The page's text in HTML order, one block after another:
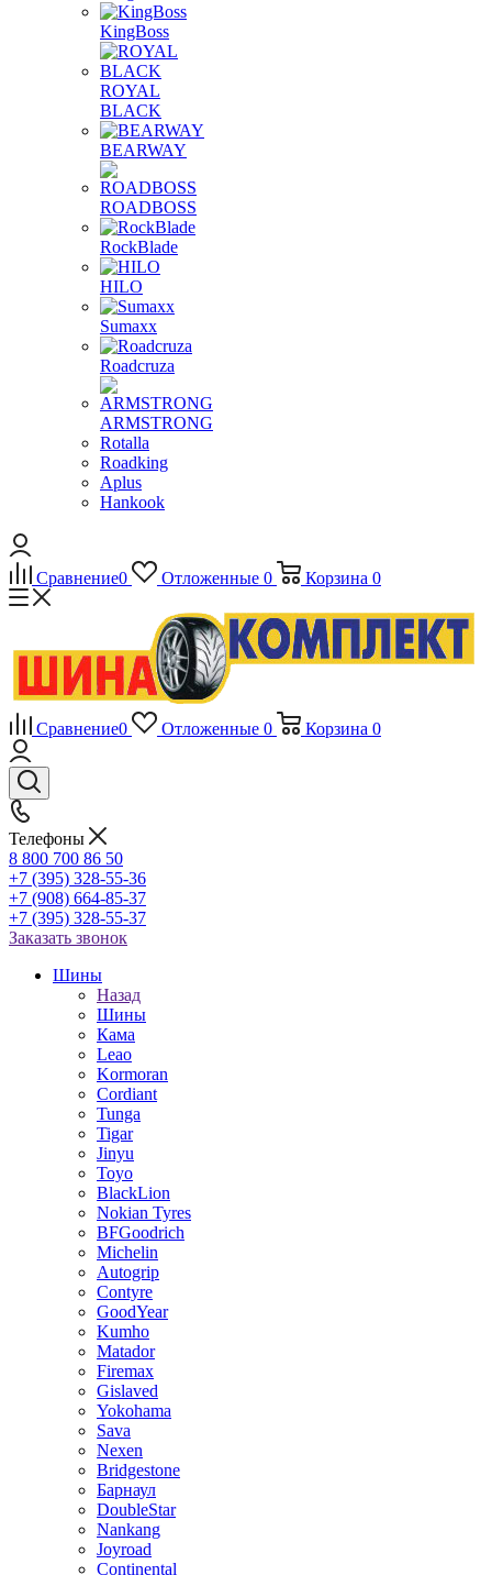
KingBoss
ROYAL
BLACK
BEARWAY
ROADBOSS
RockBlade
HILO
Sumaxx
Roadcruza
ARMSTRONG
Rotalla
Roadking
Aplus
Hankook
Сравнение0 Отложенные 0 Корзина 0
Сравнение0 Отложенные 0 Корзина 0
Телефоны
8 800 700 86 50
+7 (395) 328-55-36
+7 (908) 664-85-37
+7 (395) 328-55-37
Заказать звонок
Шины
Назад
Шины
Кама
Leao
Kormoran
Cordiant
Tunga
Tigar
Jinyu
Toyo
BlackLion
Nokian Tyres
BFGoodrich
Michelin
Autogrip
Contyre
GoodYear
Kumho
Matador
Firemax
Gislaved
Yokohama
Sava
Nexen
Bridgestone
Барнаул
DoubleStar
Nankang
Joyroad
Continental